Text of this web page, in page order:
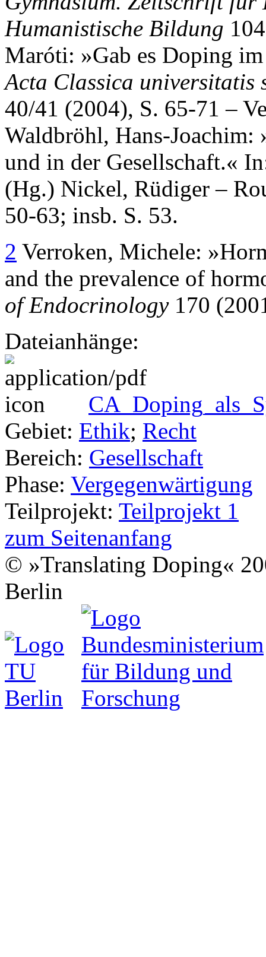
Humanistische Bildung
Maróti: »Gab es Doping
Acta Classica universitatis
40/41 (2004), S. 65-71 –
Waldbröhl, Hans-
und in der Gesellschaft.«
(Hg.) Nickel, Rüdiger –
50-63; insb. S. 53.
2 Verroken, Michele:
and the prevalence of
of Endocrinology 170
Dateianhänge:
Gebiet: Ethik; Recht
Bereich: Gesellschaft
Phase: Vergegenwärtigung
Teilprojekt: Teilprojekt 1
zum Seitenanfang
© »Translating Doping«
Berlin